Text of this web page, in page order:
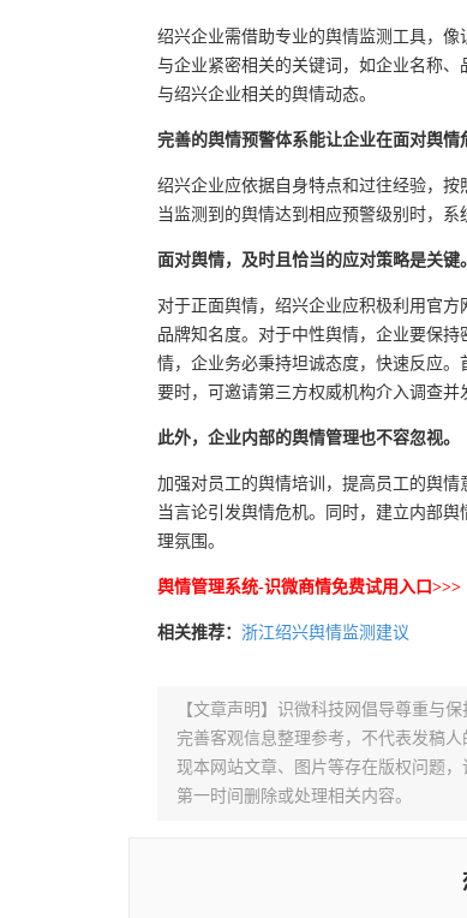
绍兴企业需借助专业的舆情监测工具，
与企业紧密相关的关键词，如企业名称
与绍兴企业相关的舆情动态。
完善的舆情预警体系能让企业在面对舆情
绍兴企业应依据自身特点和过往经验，按
当监测到的舆情达到相应预警级别时，系
面对舆情，及时且恰当的应对策略是关键。
对于正面舆情，绍兴企业应积极利用官
品牌知名度。对于中性舆情，企业要保
情，企业务必秉持坦诚态度，快速反应
要时，可邀请第三方权威机构介入调查并
此外，企业内部的舆情管理也不容忽视。
加强对员工的舆情培训，提高员工的舆
当言论引发舆情危机。同时，建立内部
理氛围。
舆情管理系统-识微商情免费试用入口>>>
相关推荐： 浙江绍兴舆情监测建议
【文章声明】识微科技网倡导尊重与
完善客观信息整理参考，不代表发稿
现本网站文章、图片等存在版权问题，
第一时间删除或处理相关内容。